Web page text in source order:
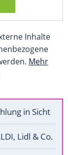
Inhalte
Mehr
in Sicht
Lidl & Co.